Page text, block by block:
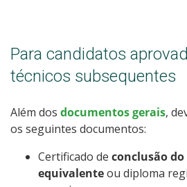
Para candidatos
técnicos subsequentes
Além dos documentos gerais,
os seguintes documentos:
Certificado de conclusão
equivalenteou diploma